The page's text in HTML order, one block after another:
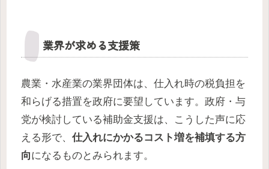
業界が求める支援策
農業・水産業の業界団体は、仕入れ時の税負担を
和らげる措置を政府に要望しています。政府・与
党が検討している補助金支援は、こうした声に応
える形で、 仕入れにかかるコスト増を補填する方
向になるものとみられます。